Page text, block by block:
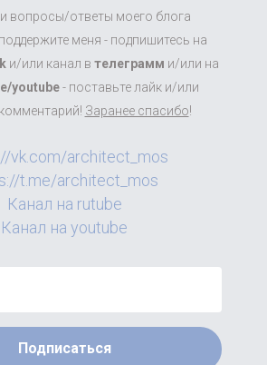
вопросы/ответы моего блога
, поддержите меня - подпишитесь на
и/или канал в телеграмм и/или на
youtube- поставьте лайк и/или
Заранее спасибо!
vk.com/architect_mos
t.me/architect_mos
Канал на rutube
Канал на youtube
Подписаться